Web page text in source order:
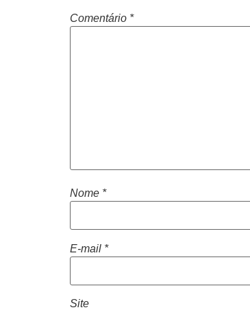
Comentário *
Nome *
E-mail *
Site